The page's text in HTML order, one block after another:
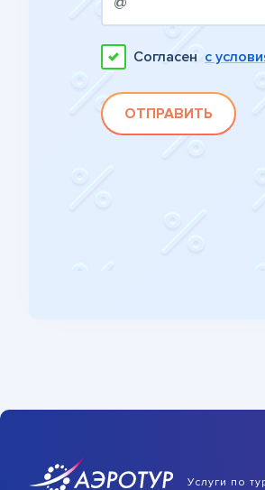
Согласен с
ОТПРАВИТЬ
Услуги по